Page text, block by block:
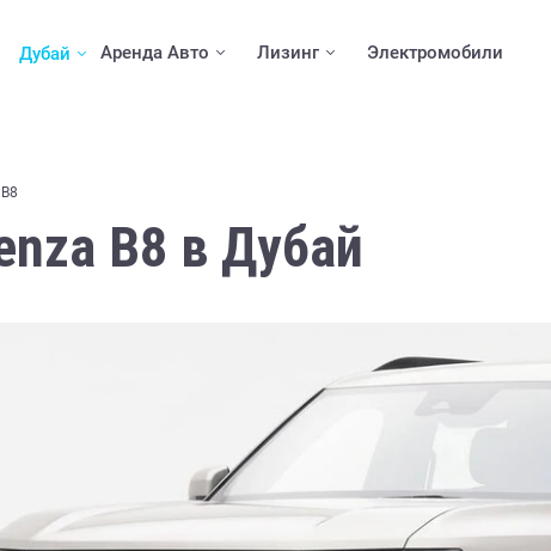
Дубай Аренда Авто Лизинг Электромобили
B8
B8 в Дубай